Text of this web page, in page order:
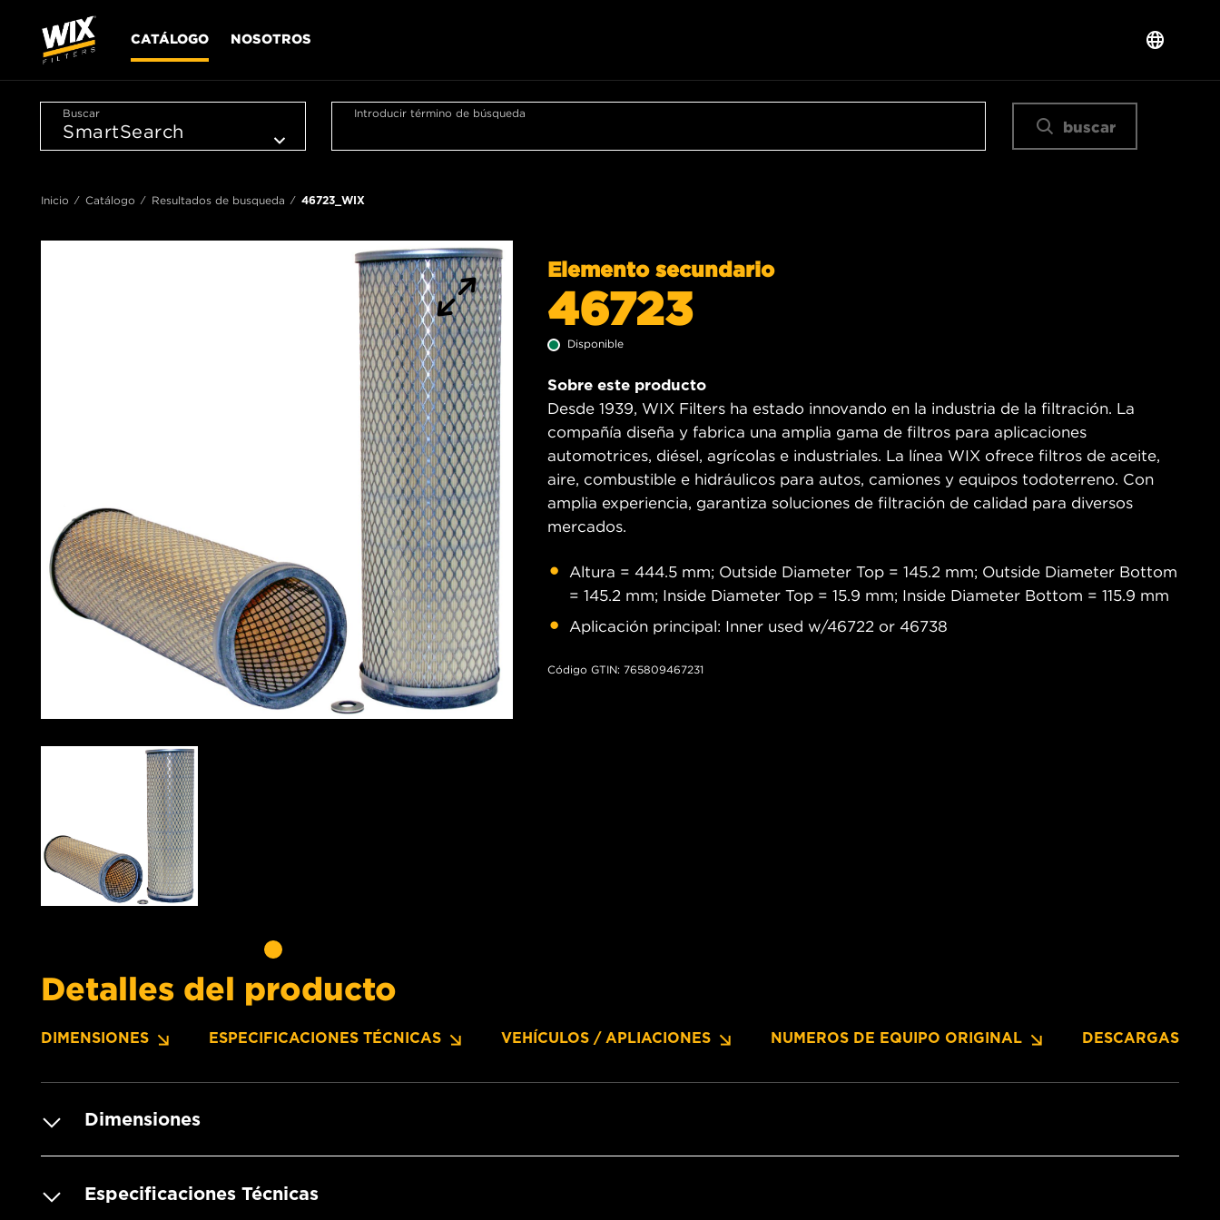
CATÁLOGO NOSOTROS
Buscar Introducir término de búsqueda
buscar
Inicio Catálogo Resultados de busqueda 46723_WIX
Elemento secundario
46723
Disponible
Sobre este producto
Desde 1939, WIX Filters ha estado innovando en la industria de la filtración. La
compañía diseña y fabrica una amplia gama de filtros para aplicaciones
automotrices, diésel, agrícolas e industriales. La línea WIX ofrece filtros de aceite,
aire, combustible e hidráulicos para autos, camiones y equipos todoterreno. Con
amplia experiencia, garantiza soluciones de filtración de calidad para diversos
mercados.
Altura = 444.5 mm; Outside Diameter Top = 145.2 mm; Outside Diameter Bottom
= 145.2 mm; Inside Diameter Top = 15.9 mm; Inside Diameter Bottom = 115.9 mm
Aplicación principal: Inner used w/46722 or 46738
Código GTIN: 765809467231
Detalles del producto
DIMENSIONES ESPECIFICACIONES TÉCNICAS VEHÍCULOS / APLIACIONES NUMEROS DE EQUIPO ORIGINAL DESCARGAS
Dimensiones
Especificaciones Técnicas